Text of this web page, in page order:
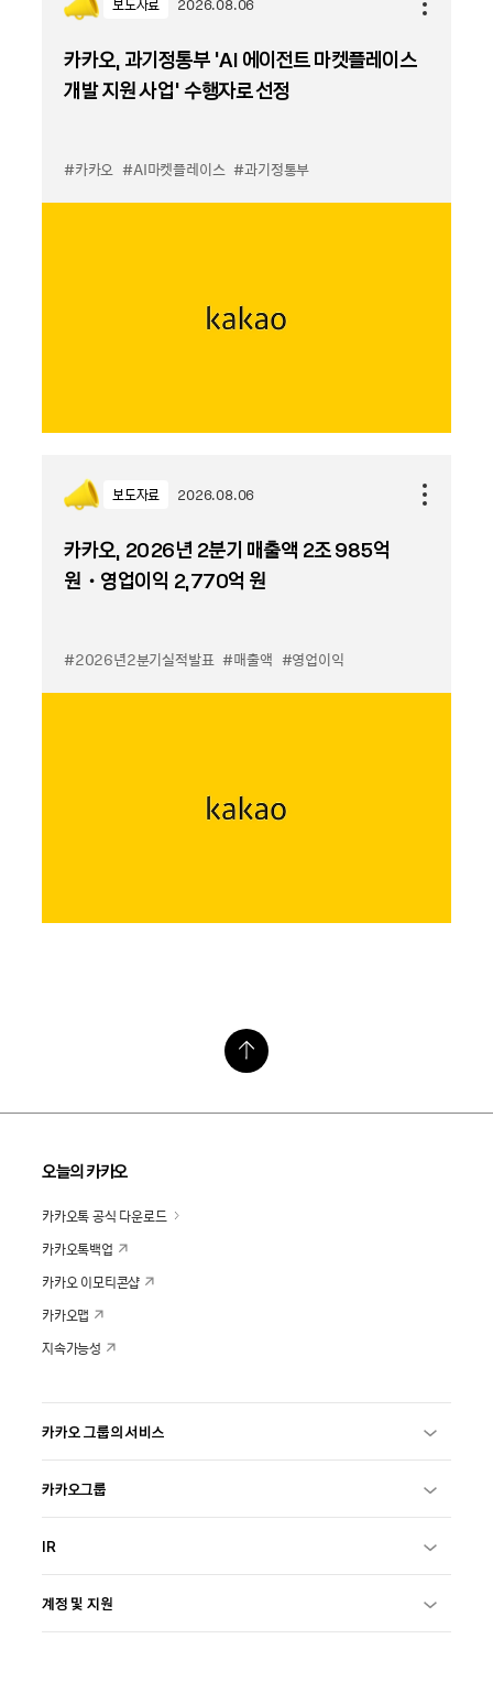
보도자료 2026.08.06
카카오, 과기정통부 ‘AI 에이전트 마켓플레이스
개발 지원 사업’ 수행자로 선정
#카카오 #AI마켓플레이스 #과기정통부
보도자료 2026.08.06
카카오, 2026년 2분기 매출액 2조 985억
원・영업이익 2,770억 원
#2026년2분기실적발표 #매출액 #영업이익
오늘의 카카오
카카오톡 공식 다운로드
카카오톡백업
카카오 이모티콘샵
카카오맵
지속가능성
카카오 그룹의 서비스
카카오그룹
IR
계정 및 지원